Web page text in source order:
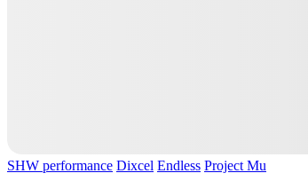
SHW performance Dixcel Endless Project Mu